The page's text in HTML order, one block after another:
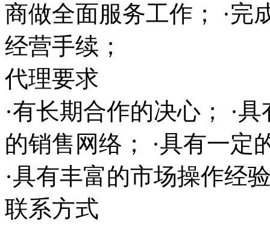
商做全面服务工作； ·完
经营手续；
代理要求
·有长期合作的决心； ·
的销售网络； ·具有一定
·具有丰富的市场操作经
联系方式